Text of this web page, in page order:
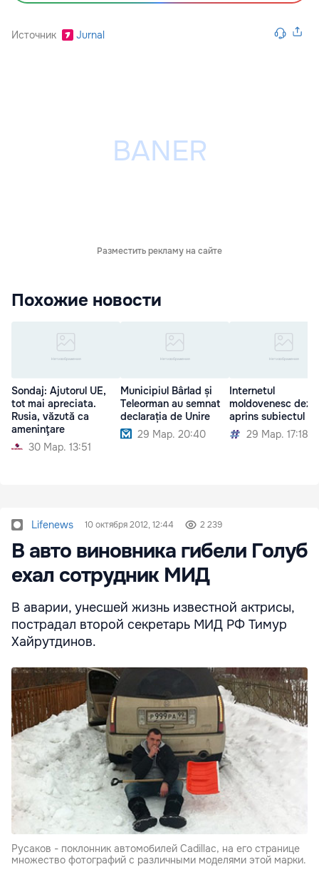
Источник Jurnal
Разместить рекламу на сайте
Похожие новости
Sondaj: Ajutorul UE,
tot mai apreciata.
Rusia, văzută ca
ameninţare
30 Мар. 13:51
Municipiul Bârlad și
Teleorman au semnat
declarația de Unire
29 Мар. 20:40
Internetul
moldovenesc
aprins subiectul
29 Мар. 17:18
Lifenews 10 октября 2012, 12:44 2 239
В авто виновника гибели Голуб
ехал сотрудник МИД
В аварии, унесшей жизнь известной актрисы,
пострадал второй секретарь МИД РФ Тимур
Хайрутдинов.
Русаков - поклонник автомобилей Cadillac, на его странице
множество фотографий с различными моделями этой марки.